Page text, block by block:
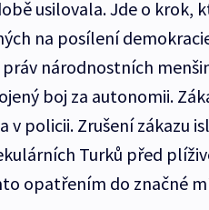
usilovala. Jde o krok,
na posílení
národnostních
boj za autonomii.
v policii. Zrušení zákazu
Turků před
opatřením do značné